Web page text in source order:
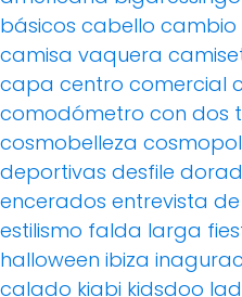
básicos cabello cambio
camisa vaquera
capa centro comercial
comodómetro con dos
cosmobelleza
deportivas desfile
encerados entrevista
estilismo falda larga
halloween ibiza
calado kiabi kidsdoo